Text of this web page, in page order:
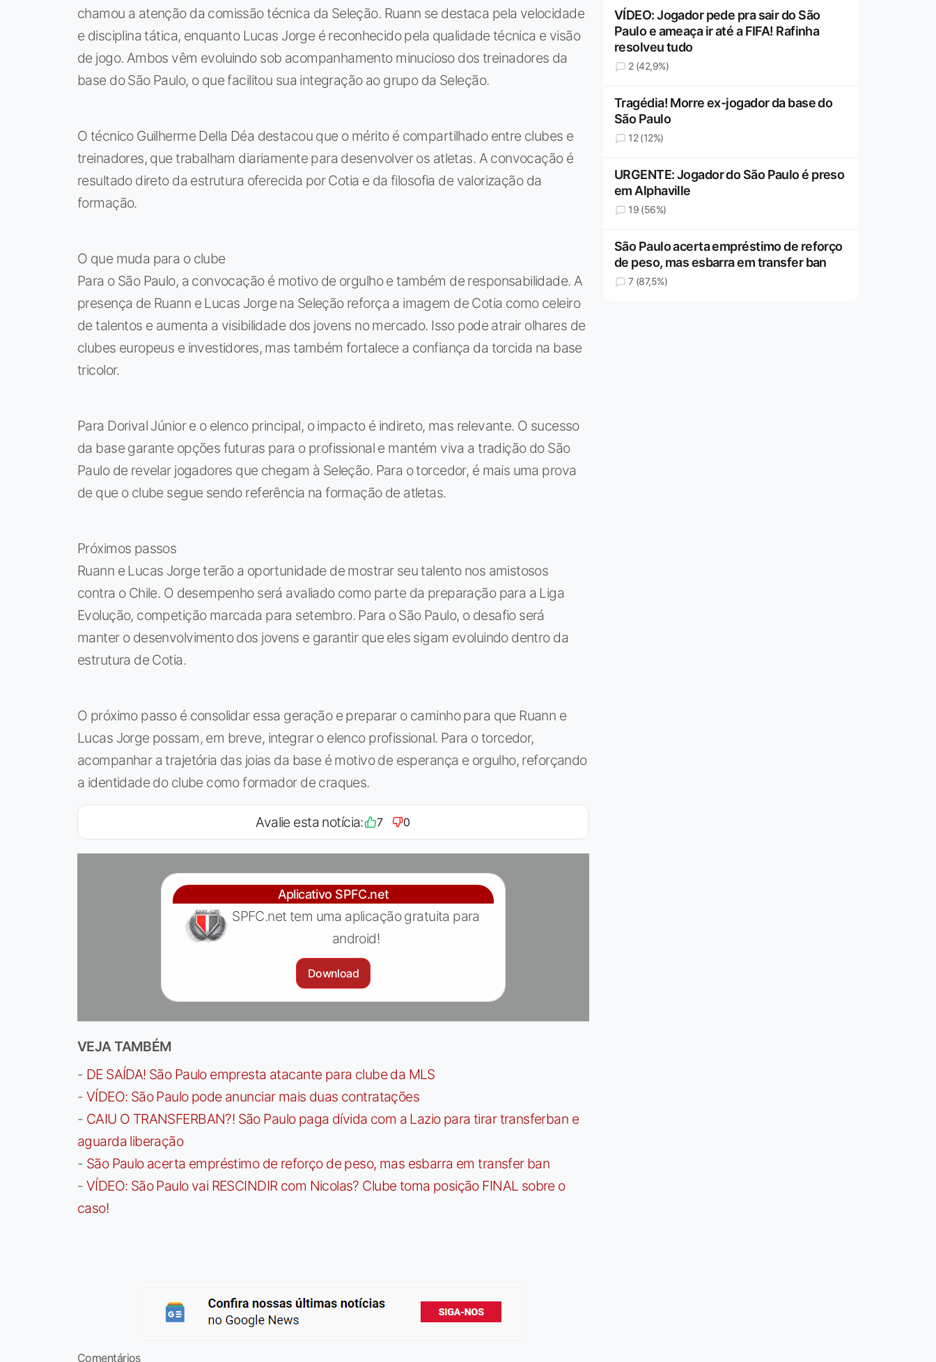
chamou a atenção da comissão técnica da Seleção. Ruann se destaca pela velocidade
e disciplina tática, enquanto Lucas Jorge é reconhecido pela qualidade técnica e visão
de jogo. Ambos vêm evoluindo sob acompanhamento minucioso dos treinadores da
base do São Paulo, o que facilitou sua integração ao grupo da Seleção.
O técnico Guilherme Della Déa destacou que o mérito é compartilhado entre clubes e
treinadores, que trabalham diariamente para desenvolver os atletas. A convocação é
resultado direto da estrutura oferecida por Cotia e da filosofia de valorização da
formação.
O que muda para o clube
Para o São Paulo, a convocação é motivo de orgulho e também de responsabilidade. A
presença de Ruann e Lucas Jorge na Seleção reforça a imagem de Cotia como celeiro
de talentos e aumenta a visibilidade dos jovens no mercado. Isso pode atrair olhares de
clubes europeus e investidores, mas também fortalece a confiança da torcida na base
tricolor.
Para Dorival Júnior e o elenco principal, o impacto é indireto, mas relevante. O sucesso
da base garante opções futuras para o profissional e mantém viva a tradição do São
Paulo de revelar jogadores que chegam à Seleção. Para o torcedor, é mais uma prova
de que o clube segue sendo referência na formação de atletas.
Próximos passos
Ruann e Lucas Jorge terão a oportunidade de mostrar seu talento nos amistosos
contra o Chile. O desempenho será avaliado como parte da preparação para a Liga
Evolução, competição marcada para setembro. Para o São Paulo, o desafio será
manter o desenvolvimento dos jovens e garantir que eles sigam evoluindo dentro da
estrutura de Cotia.
O próximo passo é consolidar essa geração e preparar o caminho para que Ruann e
Lucas Jorge possam, em breve, integrar o elenco profissional. Para o torcedor,
acompanhar a trajetória das joias da base é motivo de esperança e orgulho, reforçando
a identidade do clube como formador de craques.
Avalie esta notícia: 7 0
Aplicativo SPFC.net
SPFC.net tem uma aplicação gratuita para
android!
Download
VEJA TAMBÉM
- DE SAÍDA! São Paulo empresta atacante para clube da MLS
- VÍDEO: São Paulo pode anunciar mais duas contratações
- CAIU O TRANSFERBAN?! São Paulo paga dívida com a Lazio para tirar transferban e
aguarda liberação
- São Paulo acerta empréstimo de reforço de peso, mas esbarra em transfer ban
- VÍDEO: São Paulo vai RESCINDIR com Nicolas? Clube toma posição FINAL sobre o
caso!
Comentários
VÍDEO: Jogador pede pra sair do São
Paulo e ameaça ir até a FIFA! Rafinha
resolveu tudo
2 (42,9%)
Tragédia! Morre ex-jogador da base do
São Paulo
12 (12%)
URGENTE: Jogador do São Paulo é preso
em Alphaville
19 (56%)
São Paulo acerta empréstimo de reforço
de peso, mas esbarra em transfer ban
7 (87,5%)